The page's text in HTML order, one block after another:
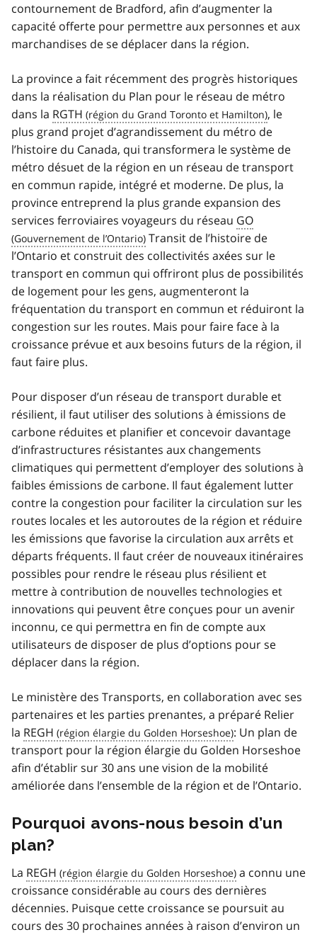
contournement de Bradford, afin d’augmenter la
capacité offerte pour permettre aux personnes et aux
marchandises de se déplacer dans la région.
La province a fait récemment des progrès historiques
dans la réalisation du Plan pour le réseau de métro
dans la RGTH
, le
plus grand projet d’agrandissement du métro de
l’histoire du Canada, qui transformera le système de
métro désuet de la région en un réseau de transport
en commun rapide, intégré et moderne. De plus, la
province entreprend la plus grande expansion des
services ferroviaires voyageurs du réseau GO
Transit de l’histoire de
l’Ontario et construit des collectivités axées sur le
transport en commun qui offriront plus de possibilités
de logement pour les gens, augmenteront la
fréquentation du transport en commun et réduiront la
congestion sur les routes. Mais pour faire face à la
croissance prévue et aux besoins futurs de la région, il
faut faire plus.
Pour disposer d’un réseau de transport durable et
résilient, il faut utiliser des solutions à émissions de
carbone réduites et planifier et concevoir davantage
d’infrastructures résistantes aux changements
climatiques qui permettent d’employer des solutions à
faibles émissions de carbone. Il faut également lutter
contre la congestion pour faciliter la circulation sur les
routes locales et les autoroutes de la région et réduire
les émissions que favorise la circulation aux arrêts et
départs fréquents. Il faut créer de nouveaux itinéraires
possibles pour rendre le réseau plus résilient et
mettre à contribution de nouvelles technologies et
innovations qui peuvent être conçues pour un avenir
inconnu, ce qui permettra en fin de compte aux
utilisateurs de disposer de plus d’options pour se
déplacer dans la région.
Le ministère des Transports, en collaboration avec ses
partenaires et les parties prenantes, a préparé Relier
la REGH
: Un plan de
transport pour la région élargie du Golden Horseshoe
afin d’établir sur 30 ans une vision de la mobilité
améliorée dans l’ensemble de la région et de l’Ontario.
Pourquoi avons-nous besoin d’un
plan?
La REGH
a connu une
croissance considérable au cours des dernières
décennies. Puisque cette croissance se poursuit au
cours des 30 prochaines années à raison d’environ un